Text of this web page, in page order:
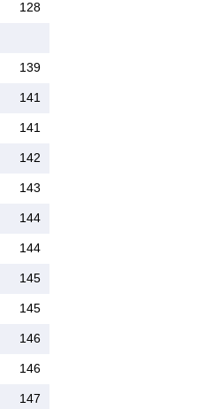
128
139
141
141
142
143
144
144
145
145
146
146
147